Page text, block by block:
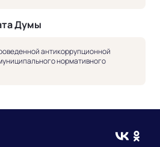
Думы
антикоррупционной
нормативного